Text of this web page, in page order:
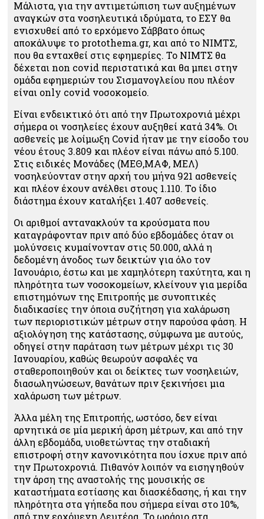
Μάλιστα, για την αντιμετώπιση των αυξημένων
αναγκών στα νοσηλευτικά ιδρύματα, το ΕΣΥ θα
ενισχυθεί από το ερχόμενο Σάββατο όπως
αποκάλυψε το protothema.gr, και από το ΝΙΜΤΣ,
που θα ενταχθεί στις εφημερίες. Το ΝΙΜΤΣ θα
δέχεται non covid περιστατικά και θα μπει στην
ομάδα εφημεριών του Σισμανογλείου που πλέον
είναι only covid νοσοκομείο.
Είναι ενδεικτικό ότι από την Πρωτοχρονιά μέχρι
σήμερα οι νοσηλείες έχουν αυξηθεί κατά 34%. Οι
ασθενείς με λοίμωξη Covid ήταν με την είσοδο του
νέου έτους 3.809 και πλέον είναι πάνω από 5.100.
Στις ειδικές Μονάδες (ΜΕΘ,ΜΑΦ, ΜΕΛ)
νοσηλεύονταν στην αρχή του μήνα 921 ασθενείς
και πλέον έχουν ανέλθει στους 1.110. Το ίδιο
διάστημα έχουν καταλήξει 1.407 ασθενείς.
Οι αριθμοί αντανακλούν τα κρούσματα που
καταγράφονταν πριν από δύο εβδομάδες όταν οι
μολύνσεις κυμαίνονταν στις 50.000, αλλά η
δεδομένη άνοδος των δεικτών για όλο τον
Ιανουάριο, έστω και με χαμηλότερη ταχύτητα, και η
πληρότητα των νοσοκομείων, κλείνουν για μερίδα
επιστημόνων της Επιτροπής με συνοπτικές
διαδικασίες την όποια συζήτηση για χαλάρωση
των περιοριστικών μέτρων στην παρούσα φάση. Η
αξιολόγηση της κατάστασης, σύμφωνα με αυτούς,
οδηγεί στην παράταση των μέτρων μέχρι τις 30
Ιανουαρίου, καθώς θεωρούν ασφαλές να
σταθεροποιηθούν και οι δείκτες των νοσηλειών,
διασωληνώσεων, θανάτων πριν ξεκινήσει μια
χαλάρωση των μέτρων.
Άλλα μέλη της Επιτροπής, ωστόσο, δεν είναι
αρνητικά σε μία μερική άρση μέτρων, και από την
άλλη εβδομάδα, υιοθετώντας την σταδιακή
επιστροφή στην κανονικότητα που ίσχυε πριν από
την Πρωτοχρονιά. Πιθανόν λοιπόν να εισηγηθούν
την άρση της αναστολής της μουσικής σε
καταστήματα εστίασης και διασκέδασης, ή και την
πληρότητα στα γήπεδα που σήμερα είναι στο 10%,
από την ερχόμενη Δευτέρα. Το ωράριο στα